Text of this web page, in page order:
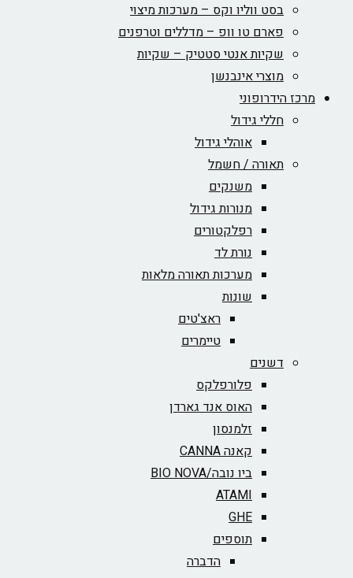
בסט ווליו וקס – מערכות מיצוי
פארם טו וופ – מדללים וטרפנים
שקיות אנטי סטטיק – שקיות
מוצרי אינבנשן
מרכז הידרופוני
חללי גידול
אוהלי גידול
תאורה / חשמל
משנקים
מנורות גידול
רפלקטורים
נורת לד
מערכות תאורה מלאות
שונות
ראצ'טים
טיימרים
דשנים
פלורפלקס
האוס אנד גארדן
זלמנסון
קאנה CANNA
ביו נובה/BIO NOVA‏
ATAMI
GHE
תוספים
הדברה